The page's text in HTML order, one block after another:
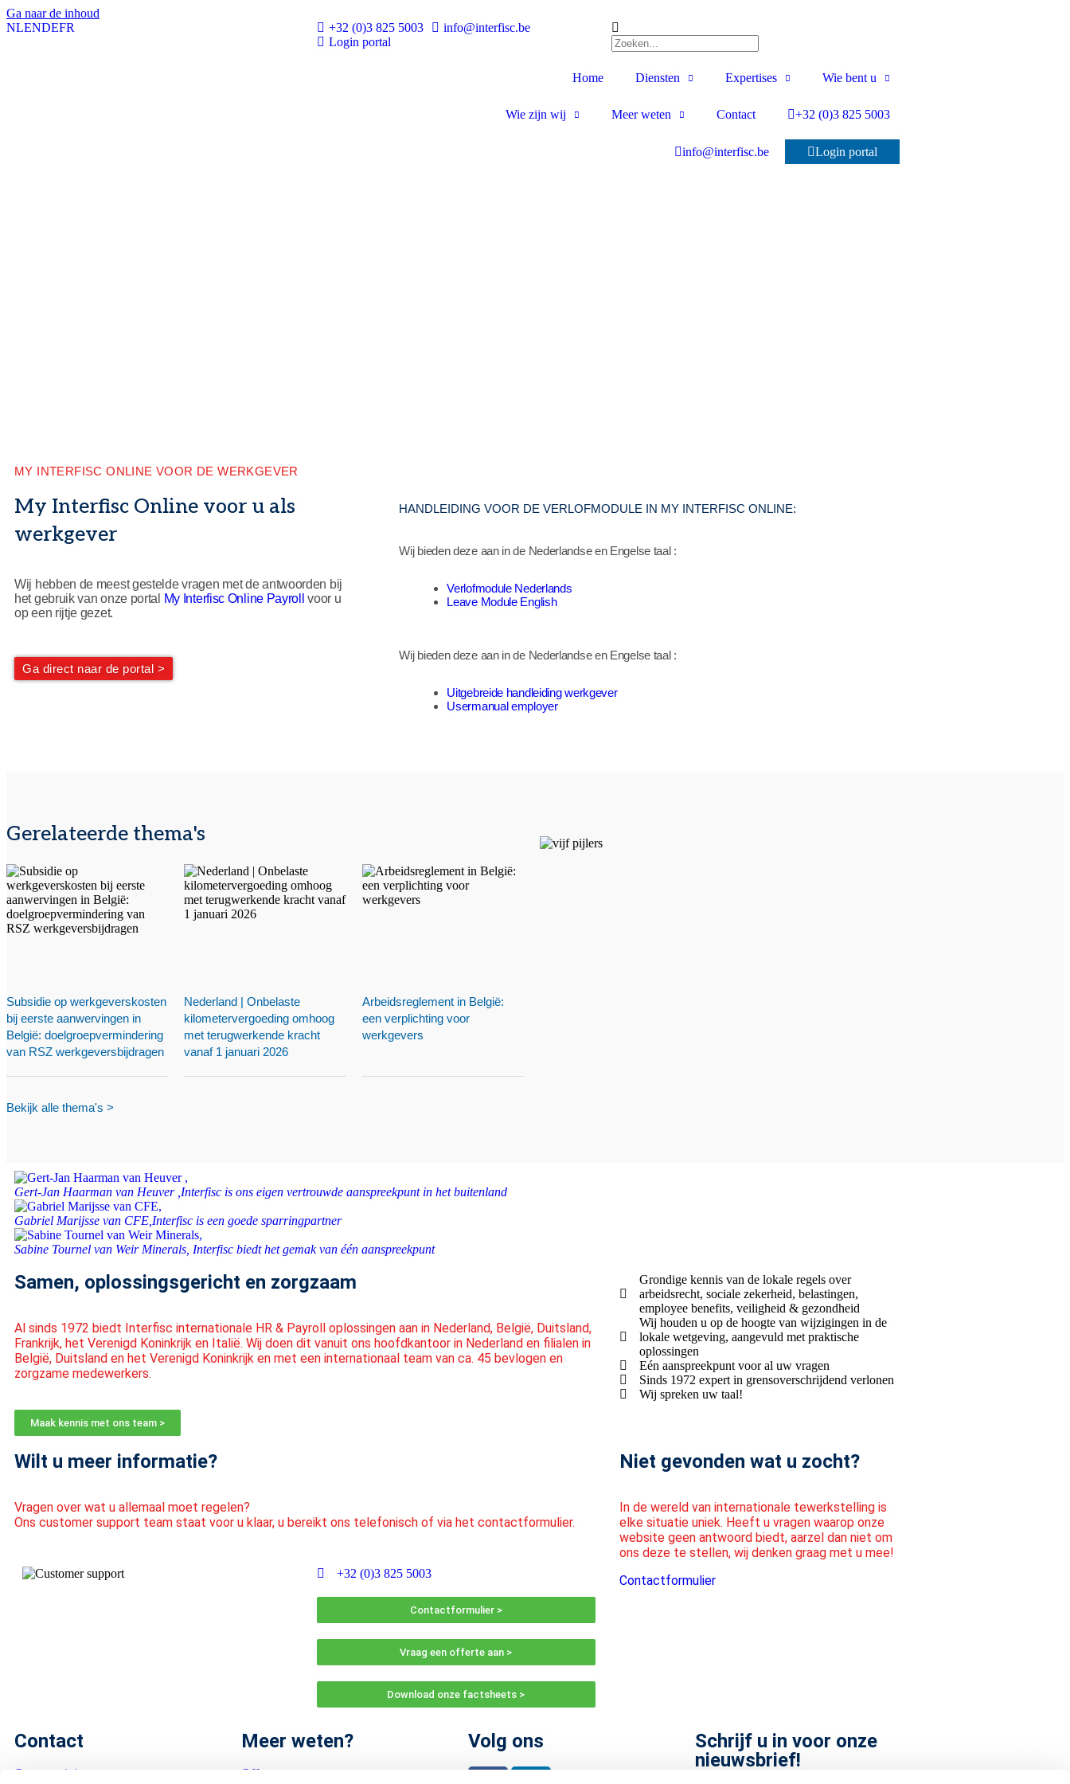
Ga naar de inhoud
NLENDEFR +32 (0)3 825 5003
info@interfisc.be
Login portal
Home Diensten Expertises Wie bent u
Wie zijn wij Meer weten Contact +32 (0)3 825 5003
info@interfisc.be Login portal
MY INTERFISC ONLINE VOOR DE WERKGEVER
My Interfisc Online voor u als
werkgever
Wij hebben de meest gestelde vragen met de antwoorden bij
het gebruik van onze portal My Interfisc Online Payroll
voor u
op een rijtje gezet.
Ga direct naar de portal >
HANDLEIDING VOOR DE VERLOFMODULE IN MY INTERFISC ONLINE:
Wij bieden deze aan in de Nederlandse en Engelse taal :
Verlofmodule Nederlands
Leave Module English
Wij bieden deze aan in de Nederlandse en Engelse taal :
Uitgebreide handleiding werkgever
Usermanual employer
Gerelateerde thema's
Subsidie op werkgeverskosten
bij eerste aanwervingen in
België: doelgroepvermindering
van RSZ werkgeversbijdragen
Nederland | Onbelaste
kilometervergoeding omhoog
met terugwerkende kracht
vanaf 1 januari 2026
Arbeidsreglement in België:
een verplichting voor
werkgevers
Bekijk alle thema's >
Gert-Jan Haarman van Heuver ,Interfisc is ons eigen vertrouwde aanspreekpunt in het buitenland
Gabriel Marijsse van CFE,Interfisc is een goede sparringpartner
Sabine Tournel van Weir Minerals, Interfisc biedt het gemak van één aanspreekpunt
Samen, oplossingsgericht en zorgzaam
Al sinds 1972 biedt Interfisc internationale HR & Payroll oplossingen aan in Nederland, België, Duitsland,
Frankrijk, het Verenigd Koninkrijk en Italië. Wij doen dit vanuit ons hoofdkantoor in Nederland en filialen in
België, Duitsland en het Verenigd Koninkrijk en met een internationaal team van ca. 45 bevlogen en
zorgzame medewerkers.
Maak kennis met ons team >
Grondige kennis van de lokale regels over
arbeidsrecht, sociale zekerheid, belastingen,
employee benefits, veiligheid & gezondheid
Wij houden u op de hoogte van wijzigingen in de
lokale wetgeving, aangevuld met praktische
oplossingen
Eén aanspreekpunt voor al uw vragen
Sinds 1972 expert in grensoverschrijdend verlonen
Wij spreken uw taal!
Wilt u meer informatie?
Vragen over wat u allemaal moet regelen?
Ons customer support team staat voor u klaar, u bereikt ons telefonisch of via het contactformulier.
+32 (0)3 825 5003
Contactformulier >
Vraag een offerte aan >
Download onze factsheets >
Niet gevonden wat u zocht?
In de wereld van internationale tewerkstelling is
elke situatie uniek. Heeft u vragen waarop onze
website geen antwoord biedt, aarzel dan niet om
ons deze te stellen, wij denken graag met u mee!
Contactformulier
Contact
Onze vestigingen
Meer weten?
Offerte aanvragen
Volg ons
Schrijf u in voor onze
nieuwsbrief!